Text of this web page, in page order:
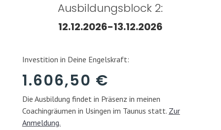
Ausbildungsblock 2:
12.12.2026-13.12.2026
Investition in Deine Engelskraft:
1.606,50 €
Die Ausbildung findet in Präsenz in meinen
Coachingräumen in Usingen im Taunus statt. Zur
Anmeldung.